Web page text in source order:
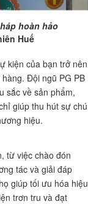
hoàn hảo
Huế
kiện của bạn trở nên
Đội ngũ PG PB
sắc về sản phẩm,
giúp thu hút sự chú
hiệu.
từ việc chào đón
tác và giải đáp
giúp tối ưu hóa hiệu
trơn tru và đạt